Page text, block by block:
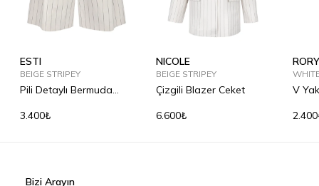
ESTI
BEIGE STRIPEY
Pili Detaylı Bermuda
3.400₺
NICOLE
BEIGE STRIPEY
Çizgili Blazer Ceket
6.600₺
RORY
V
Bizi Arayın